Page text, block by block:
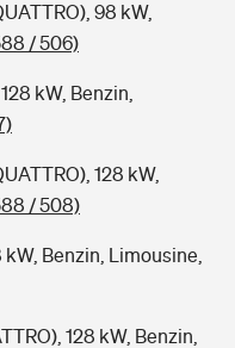
98 kW,
/ 506)
kW, Benzin,
128 kW,
/ 508)
Benzin, Limousine,
128 kW, Benzin,